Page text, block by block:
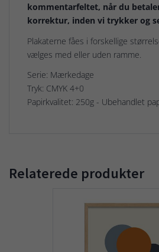
kommentarfeltet, når du
korrektur, inden vi trykker og
Plakaterne fåes i forskellige
vælges med eller uden ramme.
Serie: Mærkedage
Tryk: CMYK 4+0
Papirkvalitet: 250g - Ubehandlet
Relaterede produkter